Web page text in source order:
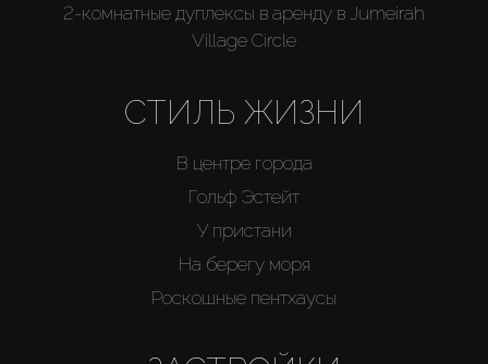
2-комнатные дуплексы в аренду в Jumeirah
Village Circle
СТИЛЬ ЖИЗНИ
В центре города
Гольф Эстейт
У пристани
На берегу моря
Роскошные пентхаусы